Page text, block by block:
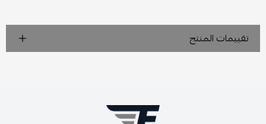
تقييمات المنتج